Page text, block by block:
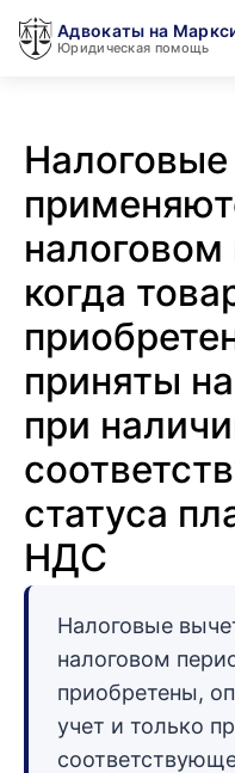
Адвокаты на
Юридическая помощь
налоговом
когда
приняты
при
статуса
НДС
Налоговые
налоговом
приобретены,
учет и только